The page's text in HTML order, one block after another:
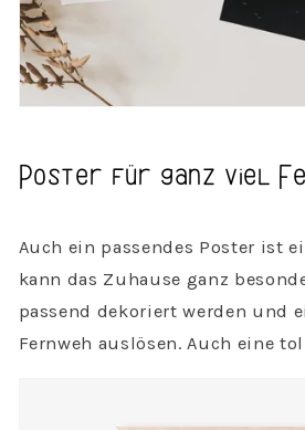
Poster für ganz viel
Auch ein passendes Poster ist
kann das Zuhause ganz
passend dekoriert werden und
Fernweh auslösen. Auch eine